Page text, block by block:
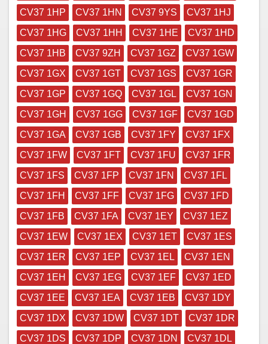
CV37 1HP
CV37 1HN CV37 9YS
CV37 1HJ
CV37 1HG
CV37 1HH CV37 1HE
CV37 1HD
CV37 1HB
CV37 9ZH CV37 1GZ
CV37 1GW
CV37 1GX
CV37 1GT CV37 1GS
CV37 1GR
CV37 1GP
CV37 1GQ CV37 1GL
CV37 1GN
CV37 1GH
CV37 1GG CV37 1GF
CV37 1GD
CV37 1GA
CV37 1GB CV37 1FY
CV37 1FX
CV37 1FW
CV37 1FT CV37 1FU
CV37 1FR
CV37 1FS
CV37 1FP CV37 1FN
CV37 1FL
CV37 1FH
CV37 1FF CV37 1FG
CV37 1FD
CV37 1FB
CV37 1FA CV37 1EY
CV37 1EZ
CV37 1EW
CV37 1EX CV37 1ET
CV37 1ES
CV37 1ER
CV37 1EP CV37 1EL
CV37 1EN
CV37 1EH
CV37 1EG CV37 1EF
CV37 1ED
CV37 1EE
CV37 1EA CV37 1EB
CV37 1DY
CV37 1DX
CV37 1DW CV37 1DT
CV37 1DR
CV37 1DS
CV37 1DP CV37 1DN
CV37 1DL